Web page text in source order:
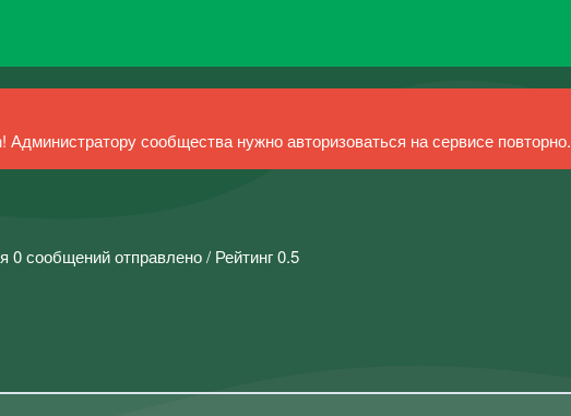
сообщества нужно авторизоваться на сервисе повторно.
0 сообщений отправлено / Рейтинг 0.5